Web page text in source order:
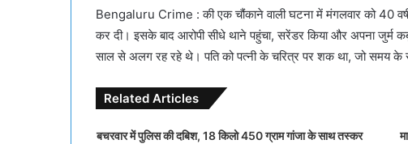
Bengaluru Crime : की एक चौंकाने वाली घटना में मंगलवार को 40
कर दी। इसके बाद आरोपी सीधे थाने पहुंचा, सरेंडर किया और अपना जुर्म
साल से अलग रह रहे थे। पति को पत्नी के चरित्र पर शक था, जो समय के
Related Articles
बचरवार में पुलिस की दबिश, 18 किलो 450 ग्राम गांजा के साथ तस्कर